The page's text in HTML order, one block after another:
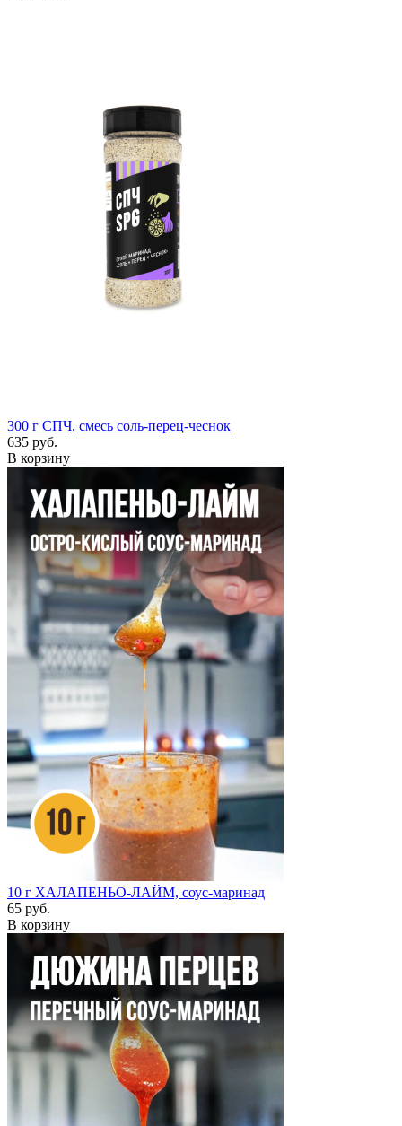
300 г СПЧ, смесь соль-перец-чеснок
635 руб.
В корзину
10 г ХАЛАПЕНЬО-ЛАЙМ, соус-маринад
65 руб.
В корзину